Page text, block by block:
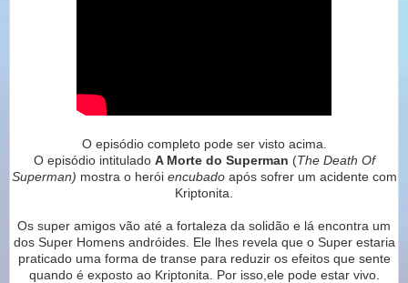
O episódio completo pode ser visto acima.
O episódio intitulado A Morte do Superman (The Death Of
Superman) mostra o herói encubadoapós sofrer um acidente com
Kriptonita.
Os super amigos vão até a fortaleza da solidão e lá encontra um
dos Super Homens andróides. Ele lhes revela que o Super estaria
praticado uma forma de transe para reduzir os efeitos que sente
quando é exposto ao Kriptonita. Por isso,ele pode estar vivo.